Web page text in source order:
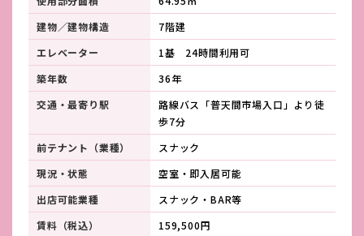
建物／建物構造
7階建
エレベーター
1基 24時間利用可
築年数
36年
交通・最寄り駅
路線バス「普天間市場入口」より徒
歩7分
前テナント（業種）
スナック
現況・状態
空室・即入居可能
出店可能業種
スナック・BAR等
賃料（税込）
159,500円